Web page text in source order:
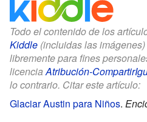
Todo el contenido de los
Kiddle (incluidas las
libremente para fines
licenciaAtribución-
lo contrario. Citar este artículo:
Glaciar Austin para Niños.